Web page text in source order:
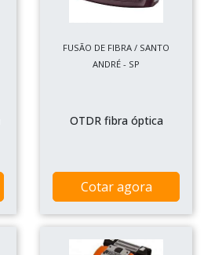
FUSÃO DE FIBRA / SANTO
ANDRÉ - SP
OTDR fibra óptica
Cotar agora